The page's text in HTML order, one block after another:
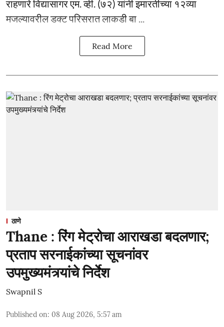
राहणारे विद्यासागर एम. व्ही. (७२) यांनी इमारतीच्या १२व्या
मजल्यावरील डक्ट परिसरात लाकडी बा ...
Read More
ठाणे
Thane : रिंग मेट्रोचा आराखडा बदलणार;
प्रताप सरनाईकांच्या सूचनांवर
उपमुख्यमंत्र्यांचे निर्देश
Swapnil S
Published on: 08 Aug 2026, 5:57 am